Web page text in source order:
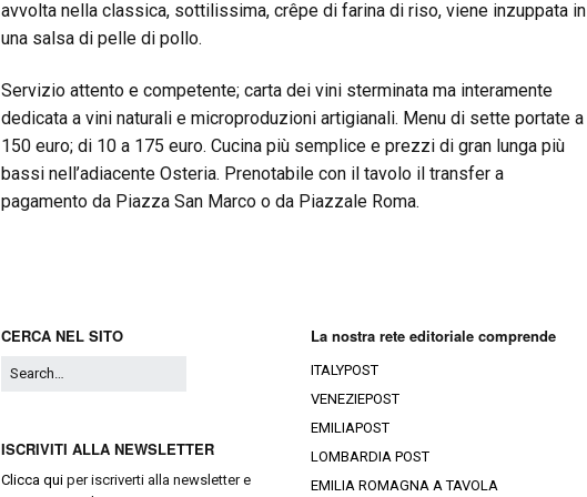
avvolta nella classica, sottilissima, crêpe di farina di riso, viene inzuppata in
una salsa di pelle di pollo.
Servizio attento e competente; carta dei vini sterminata ma interamente
dedicata a vini naturali e microproduzioni artigianali. Menu di sette portate a
150 euro; di 10 a 175 euro. Cucina più semplice e prezzi di gran lunga più
bassi nell’adiacente Osteria. Prenotabile con il tavolo il transfer a
pagamento da Piazza San Marco o da Piazzale Roma.
CERCA NEL SITO
ISCRIVITI ALLA NEWSLETTER
Clicca qui per iscriverti alla newsletter e
La nostra rete editoriale comprende
ITALYPOST
VENEZIEPOST
EMILIAPOST
LOMBARDIA POST
EMILIA ROMAGNA A TAVOLA